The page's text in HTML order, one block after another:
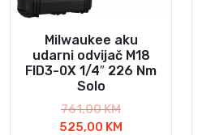
Milwaukee aku
udarni odvijač M18
FID3-0X 1/4″ 226 Nm
Solo
761,00KM
525,00 KM